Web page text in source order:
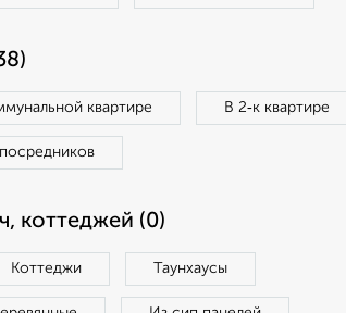
квартире В 2‑к квартире
коттеджей (0)
Коттеджи Таунхаусы